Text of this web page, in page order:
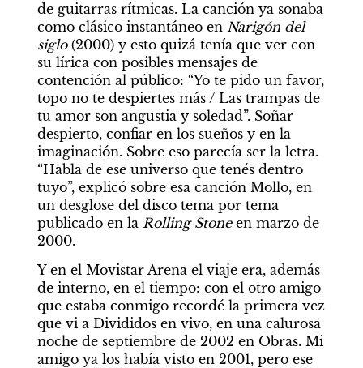
de guitarras rítmicas. La canción ya sonaba
como clásico instantáneo en Narigón del
siglo (2000) y esto quizá tenía que ver con
su lírica con posibles mensajes de
contención al público: “Yo te pido un favor,
topo no te despiertes más / Las trampas de
tu amor son angustia y soledad”. Soñar
despierto, confiar en los sueños y en la
imaginación. Sobre eso parecía ser la letra.
“Habla de ese universo que tenés dentro
tuyo”, explicó sobre esa canción Mollo, en
un desglose del disco tema por tema
publicado en la Rolling Stone en marzo de
2000.
Y en el Movistar Arena el viaje era, además
de interno, en el tiempo: con el otro amigo
que estaba conmigo recordé la primera vez
que vi a Divididos en vivo, en una calurosa
noche de septiembre de 2002 en Obras. Mi
amigo ya los había visto en 2001, pero ese